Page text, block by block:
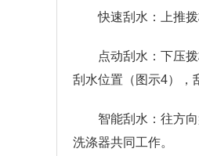
快速刮水：上推
点动刮水：下压
刮水位置（图示4），
智能刮水：往方
洗涤器共同工作。